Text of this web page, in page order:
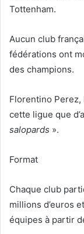
Tottenham.
Aucun club
fédérations ont
des champions.
Florentino
cette ligue que
salopards ».
Format
Chaque club
millions d’euros
équipes à partir